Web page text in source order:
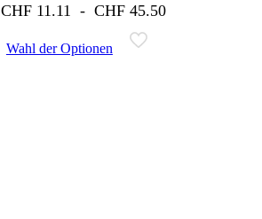
CHF11.11 - CHF45.50
Wahl der Optionen